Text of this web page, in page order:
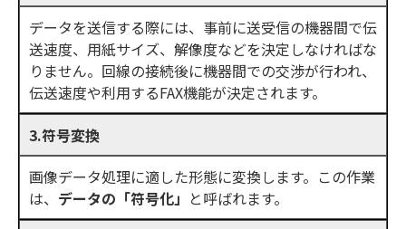
データを送信する際には、事前に送受信の機器間で伝
送速度、用紙サイズ、解像度などを決定しなければな
りません。回線の接続後に機器間での交渉が行われ、
伝送速度や利用するFAX機能が決定されます。
3.符号変換
画像データ処理に適した形態に変換します。この作業
は、 データの「符号化」 と呼ばれます。